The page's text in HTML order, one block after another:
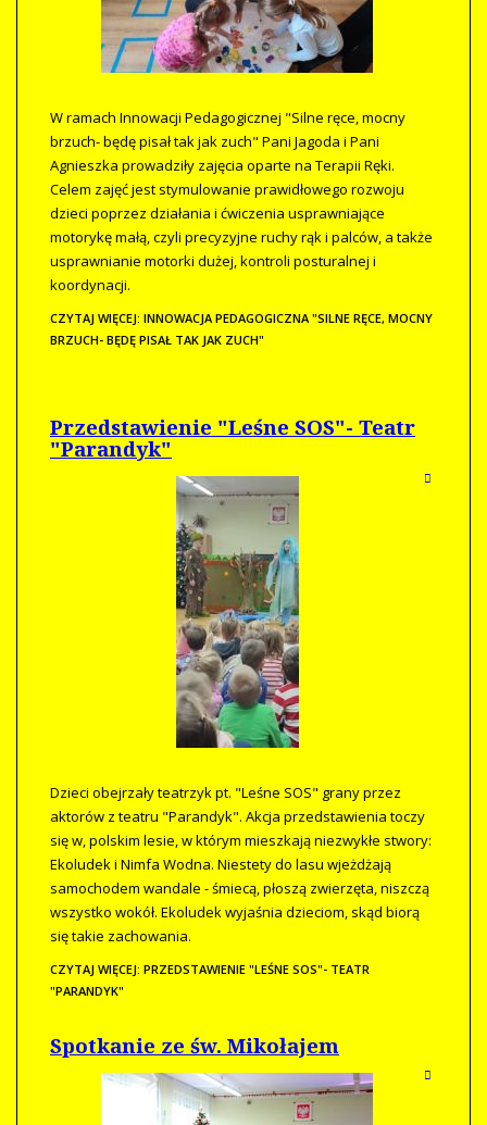
W ramach Innowacji Pedagogicznej "Silne ręce, mocny
brzuch- będę pisał tak jak zuch" Pani Jagoda i Pani
Agnieszka prowadziły zajęcia oparte na Terapii Ręki.
Celem zajęć jest stymulowanie prawidłowego rozwoju
dzieci poprzez działania i ćwiczenia usprawniające
motorykę małą, czyli precyzyjne ruchy rąk i palców, a także
usprawnianie motorki dużej, kontroli posturalnej i
koordynacji.
CZYTAJ WIĘCEJ: INNOWACJA PEDAGOGICZNA "SILNE RĘCE, MOCNY
BRZUCH- BĘDĘ PISAŁ TAK JAK ZUCH"
Przedstawienie "Leśne SOS"- Teatr
"Parandyk"
Dzieci obejrzały teatrzyk pt. "Leśne SOS" grany przez
aktorów z teatru "Parandyk". Akcja przedstawienia toczy
się w, polskim lesie, w którym mieszkają niezwykłe stwory:
Ekoludek i Nimfa Wodna. Niestety do lasu wjeżdżają
samochodem wandale - śmiecą, płoszą zwierzęta, niszczą
wszystko wokół. Ekoludek wyjaśnia dzieciom, skąd biorą
się takie zachowania.
CZYTAJ WIĘCEJ: PRZEDSTAWIENIE "LEŚNE SOS"- TEATR
"PARANDYK"
Spotkanie ze św. Mikołajem